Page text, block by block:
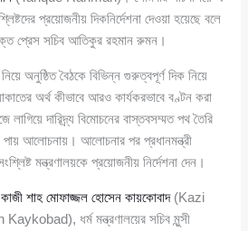
প্রয়োজনীয় দিকনির্দেশনা দেওয়া হয়েছে বলে
প্রেস সচিব আতিকুর রহমান রুমন।
অনুষ্ঠিত বৈঠকে বিভিন্ন গুরুত্বপূর্ণ দিক নিয়ে
অর্থ কীভাবে আরও কার্যকরভাবে বণ্টন করা
দারিদ্র্য বিমোচনের বাস্তবসম্মত পথ তৈরি
আলোচনায়। আলোচনার পর প্রধানমন্ত্রী
মন্ত্রণালয়কে প্রয়োজনীয় নির্দেশনা দেন।
কাজী শাহ মোফাজ্জল হোসেন কায়কোবাদ(Kazi
ধর্ম মন্ত্রণালয়ের সচিব মুন্সী